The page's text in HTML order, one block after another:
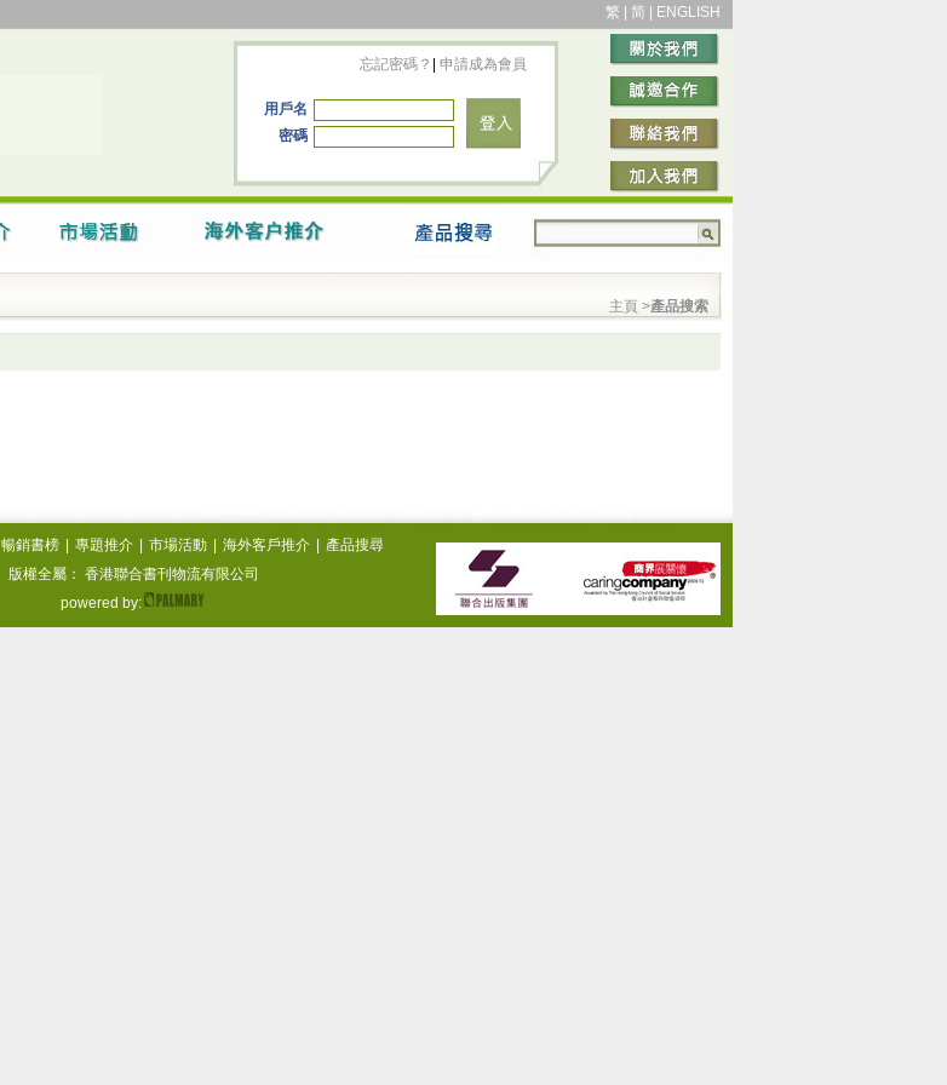
繁 简 ENGLISH
忘記密碼？ 申請成為會員
用戶名
密碼
主頁 >產品搜索
暢銷書榜 專題推介 市場活動 海外客戶推介
產品搜尋
版權全屬： 香港聯合書刊物流有限公司
powered by: